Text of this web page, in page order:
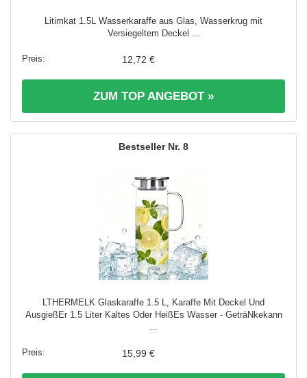
Litimkat 1.5L Wasserkaraffe aus Glas, Wasserkrug mit
Versiegeltem Deckel ...
12,72 €
ZUM TOP ANGEBOT »
8
LTHERMELK Glaskaraffe 1.5 L, Karaffe Mit Deckel Und
AusgießEr 1.5 Liter Kaltes Oder HeißEs Wasser - GeträNkekann
15,99 €